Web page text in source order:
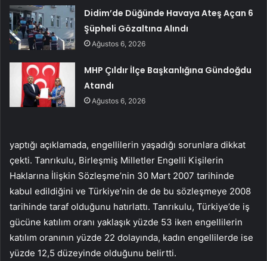
Didim’de Düğünde Havaya Ateş Açan 6
Şüpheli Gözaltına Alındı
Ağustos 6, 2026
MHP Çıldır İlçe Başkanlığına Gündoğdu
Atandı
Ağustos 6, 2026
yaptığı açıklamada, engellilerin yaşadığı sorunlara dikkat
çekti. Tanrıkulu, Birleşmiş Milletler Engelli Kişilerin
Haklarına İlişkin Sözleşme’nin 30 Mart 2007 tarihinde
kabul edildiğini ve Türkiye’nin de de bu sözleşmeye 2008
tarihinde taraf olduğunu hatırlattı. Tanrıkulu, Türkiye’de iş
gücüne katılım oranı yaklaşık yüzde 53 iken engellilerin
katılım oranının yüzde 22 dolayında, kadın engellilerde ise
yüzde 12,5 düzeyinde olduğunu belirtti.